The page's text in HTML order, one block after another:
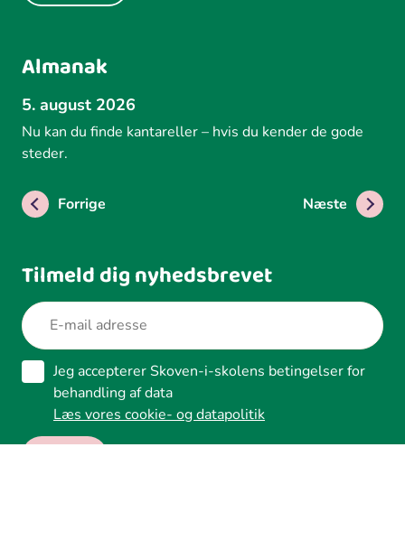
Almanak
5. august 2026
Nu kan du finde kantareller – hvis du kender de gode
steder.
Forrige Næste
Tilmeld dig nyhedsbrevet
Jeg accepterer Skoven-i-skolens betingelser for
behandling af data
Læs vores cookie- og datapolitik